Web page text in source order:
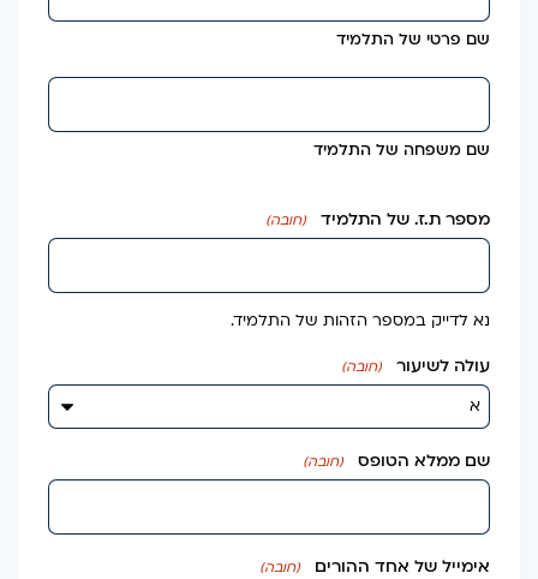
שם פרטי של התלמיד
שם משפחה של התלמיד
מספר ת.ז. של התלמיד (חובה)
נא לדייק במספר הזהות של התלמיד.
עולה לשיעור (חובה)
שם ממלא הטופס (חובה)
אימייל של אחד ההורים (חובה)